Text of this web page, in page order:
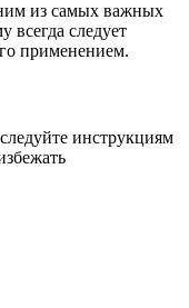
из самых важных
следует
применением.
инструкциям